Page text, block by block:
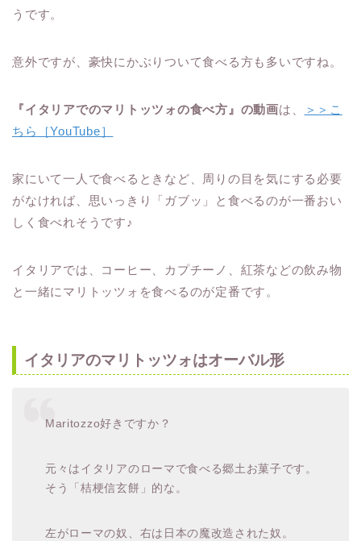
うです。
意外ですが、豪快にかぶりついて食べる方も多いですね。
『イタリアでのマリトッツォの食べ方』の動画は、
＞＞こ
ちら［YouTube］
家にいて一人で食べるときなど、周りの目を気にする必要
がなければ、思いっきり「ガブッ」と食べるのが一番おい
しく食べれそうです♪
イタリアでは、コーヒー、カプチーノ、紅茶などの飲み物
と一緒にマリトッツォを食べるのが定番です。
イタリアのマリトッツォはオーバル形
Maritozzo好きですか？
元々はイタリアのローマで食べる郷土お菓子です。
そう「桔梗信玄餅」的な。
左がローマの奴、右は日本の魔改造された奴。